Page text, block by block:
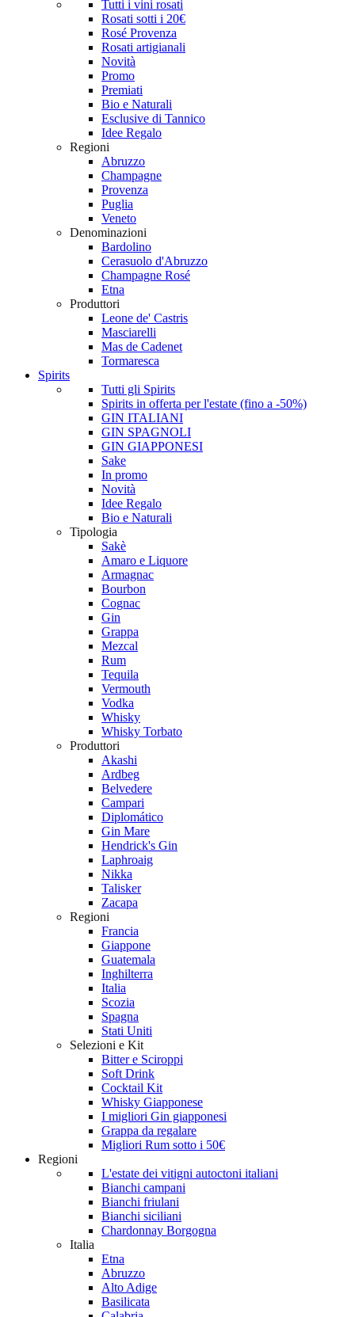
Tutti i vini rosati
Rosati sotti i 20€
Rosé Provenza
Rosati artigianali
Novità
Promo
Premiati
Bio e Naturali
Esclusive di Tannico
Idee Regalo
Regioni
Abruzzo
Champagne
Provenza
Puglia
Veneto
Denominazioni
Bardolino
Cerasuolo d'Abruzzo
Champagne Rosé
Etna
Produttori
Leone de' Castris
Masciarelli
Mas de Cadenet
Tormaresca
Spirits
Tutti gli Spirits
Spirits in offerta per l'estate (fino a -50%)
GIN ITALIANI
GIN SPAGNOLI
GIN GIAPPONESI
Sake
In promo
Novità
Idee Regalo
Bio e Naturali
Tipologia
Sakè
Amaro e Liquore
Armagnac
Bourbon
Cognac
Gin
Grappa
Mezcal
Rum
Tequila
Vermouth
Vodka
Whisky
Whisky Torbato
Produttori
Akashi
Ardbeg
Belvedere
Campari
Diplomático
Gin Mare
Hendrick's Gin
Laphroaig
Nikka
Talisker
Zacapa
Regioni
Francia
Giappone
Guatemala
Inghilterra
Italia
Scozia
Spagna
Stati Uniti
Selezioni e Kit
Bitter e Sciroppi
Soft Drink
Cocktail Kit
Whisky Giapponese
I migliori Gin giapponesi
Grappa da regalare
Migliori Rum sotto i 50€
Regioni
L'estate dei vitigni autoctoni italiani
Bianchi campani
Bianchi friulani
Bianchi siciliani
Chardonnay Borgogna
Italia
Etna
Abruzzo
Alto Adige
Basilicata